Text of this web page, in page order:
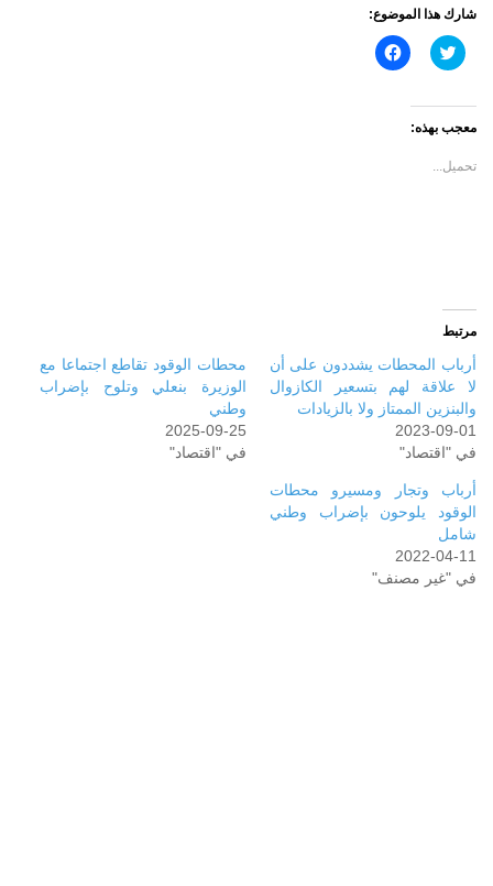
شارك هذا الموضوع:
اضغط
للمشاركة
(فتح
في
نافذة
انقر
للمشاركة
معجب بهذه:
تحميل...
مرتبط
أرباب المحطات يشددون على أن
لا علاقة لهم بتسعير الكازوال
والبنزين الممتاز ولا بالزيادات
2023-09-01
في "اقتصاد"
محطات الوقود تقاطع اجتماعا مع
الوزيرة بنعلي وتلوح بإضراب
وطني
2025-09-25
في "اقتصاد"
أرباب وتجار ومسيرو محطات
الوقود يلوحون بإضراب وطني
شامل
2022-04-11
في "غير مصنف"